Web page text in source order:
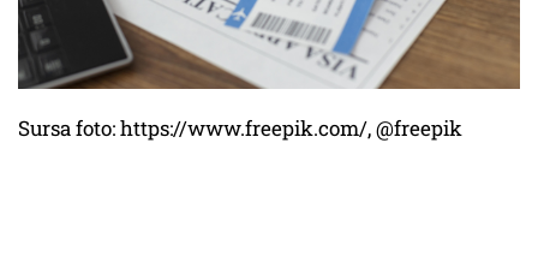
Sursa foto: https://www.freepik.com/, @freepik